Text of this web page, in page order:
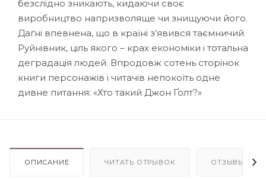
безслідно зникають, кидаючи своє
виробництво напризволяще чи знищуючи його.
Даґні впевнена, що в країні з’явився таємничий
Руйнівник, ціль якого – крах економіки і тотальна
деградація людей. Впродовж сотень сторінок
книги персонажів і читачів непокоїть одне
дивне питання: «Хто такий Джон Ґолт?»
ОПИСАНИЕ ЧИТАТЬ ОТРЫВОК ОТЗЫВЫ